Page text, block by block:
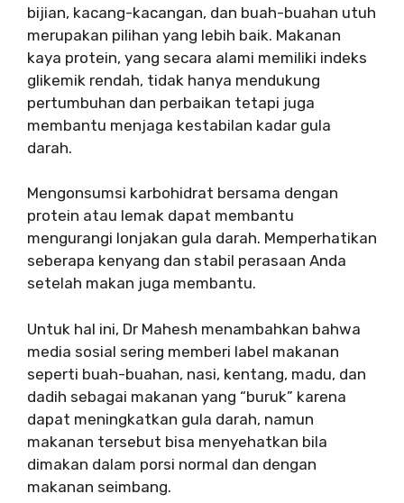
bijian, kacang-kacangan, dan buah-buahan utuh
merupakan pilihan yang lebih baik. Makanan
kaya protein, yang secara alami memiliki indeks
glikemik rendah, tidak hanya mendukung
pertumbuhan dan perbaikan tetapi juga
membantu menjaga kestabilan kadar gula
darah.
Mengonsumsi karbohidrat bersama dengan
protein atau lemak dapat membantu
mengurangi lonjakan gula darah. Memperhatikan
seberapa kenyang dan stabil perasaan Anda
setelah makan juga membantu.
Untuk hal ini, Dr Mahesh menambahkan bahwa
media sosial sering memberi label makanan
seperti buah-buahan, nasi, kentang, madu, dan
dadih sebagai makanan yang “buruk” karena
dapat meningkatkan gula darah, namun
makanan tersebut bisa menyehatkan bila
dimakan dalam porsi normal dan dengan
makanan seimbang.